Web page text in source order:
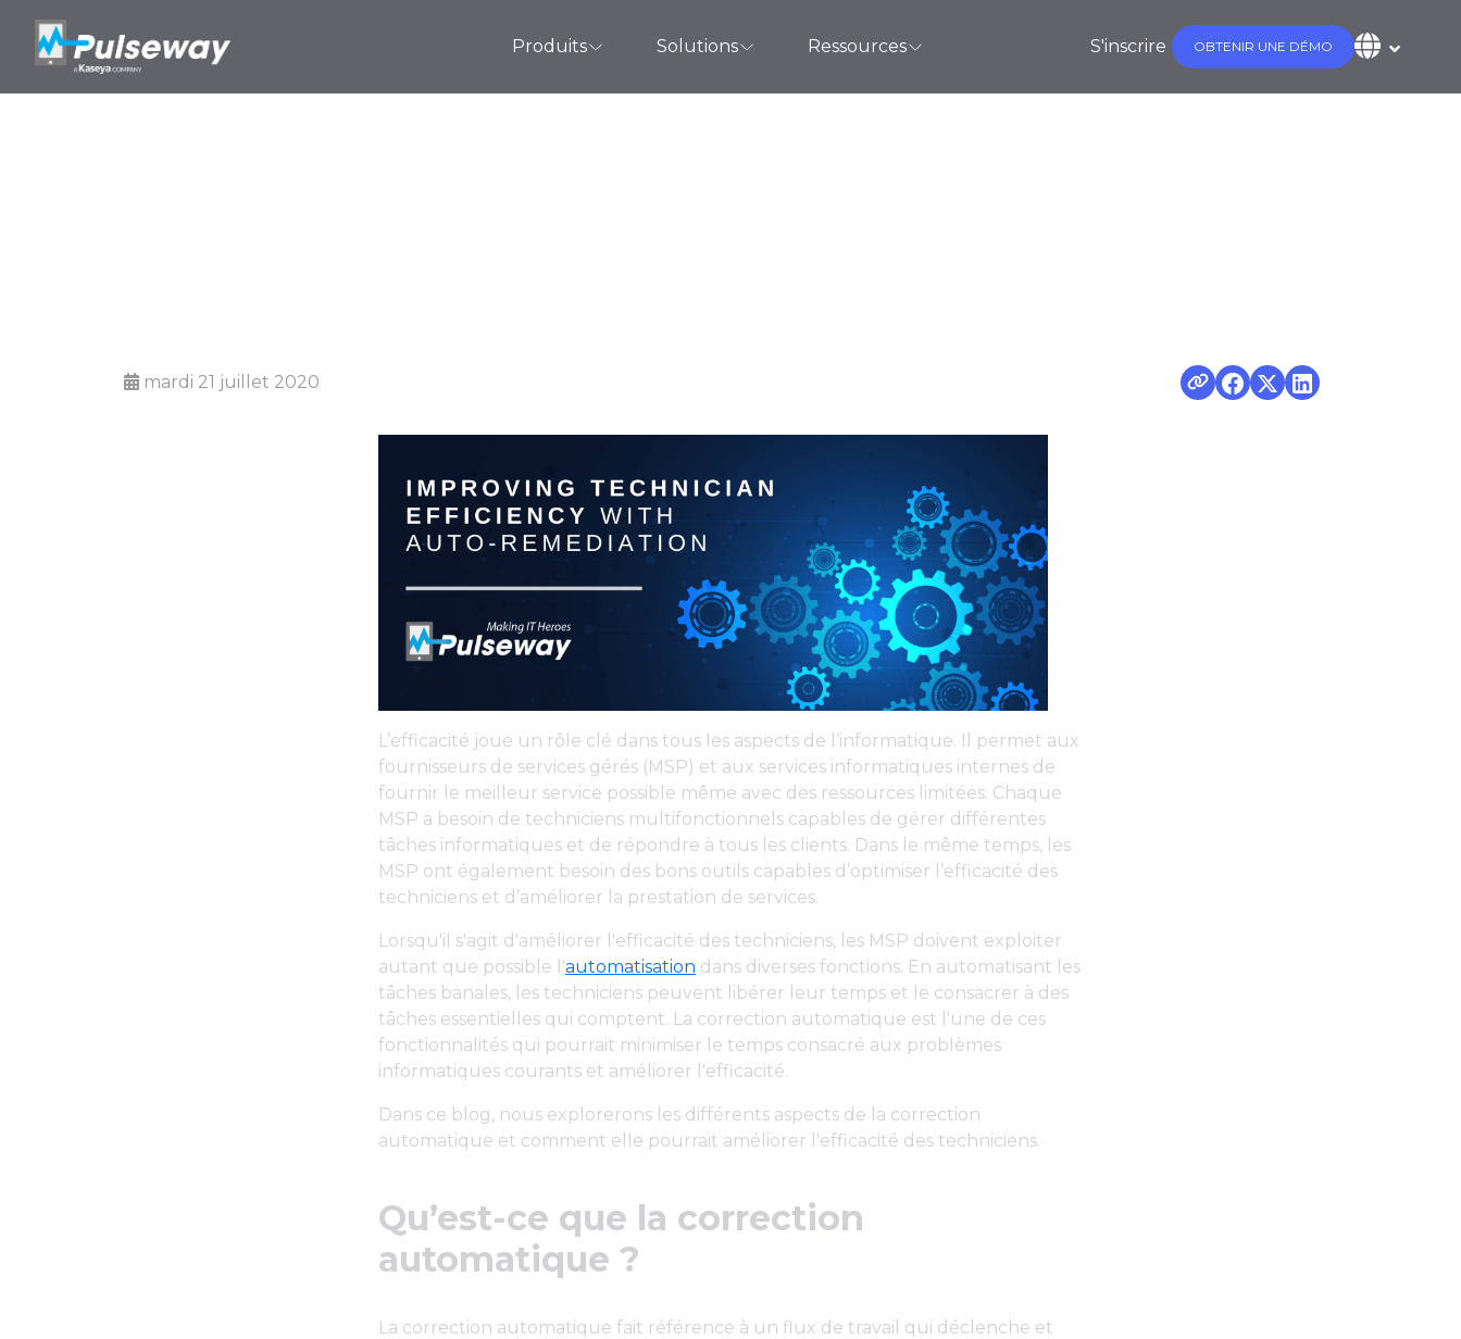
Produits Solutions Ressources S'inscrire OBTENIR UNE DÉMO
mardi 21 juillet 2020
L’efficacité joue un rôle clé dans tous les aspects de l’informatique. Il permet aux
fournisseurs de services gérés (MSP) et aux services informatiques internes de
fournir le meilleur service possible même avec des ressources limitées. Chaque
MSP a besoin de techniciens multifonctionnels capables de gérer différentes
tâches informatiques et de répondre à tous les clients. Dans le même temps, les
MSP ont également besoin des bons outils capables d’optimiser l’efficacité des
techniciens et d’améliorer la prestation de services.
Lorsqu'il s'agit d'améliorer l'efficacité des techniciens, les MSP doivent exploiter
autant que possible l'automatisation dans diverses fonctions. En automatisant les
tâches banales, les techniciens peuvent libérer leur temps et le consacrer à des
tâches essentielles qui comptent. La correction automatique est l'une de ces
fonctionnalités qui pourrait minimiser le temps consacré aux problèmes
informatiques courants et améliorer l'efficacité.
Dans ce blog, nous explorerons les différents aspects de la correction
automatique et comment elle pourrait améliorer l'efficacité des techniciens.
Qu’est-ce que la correction
automatique ?
La correction automatique fait référence à un flux de travail qui déclenche et